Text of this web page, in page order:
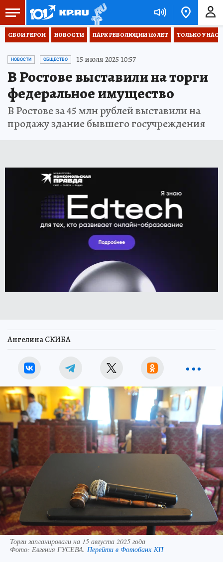
СВОИ ГЕРОИ НОВОСТИ ПАРК РЕВОЛЮЦИИ 100 ЛЕТ ТОЛЬКО У НАС
НОВОСТИ ОБЩЕСТВО 15 июля 2025 10:57
В Ростове выставили на торги
федеральное имущество
В Ростове за 45 млн рублей выставили на
продажу здание бывшего госучреждения
Ангелина СКИБА
Торги запланировали на 15 августа 2025 года
Фото: Евгения ГУСЕВА. Перейти в Фотобанк КП